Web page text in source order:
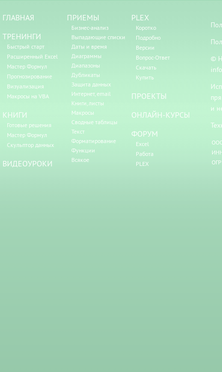
ГЛАВНАЯ
ТРЕНИНГИ
Быстрый старт
Расширенный Excel
Мастер Формул
Прогнозирование
Визуализация
Макросы на VBA
КНИГИ
Готовые решения
Мастер Формул
Скульптор данных
ВИДЕОУРОКИ
ПРИЕМЫ
Бизнес-анализ
Выпадающие списки
Даты и время
Диаграммы
Диапазоны
Дубликаты
Защита данных
Интернет, email
Книги, листы
Макросы
Сводные таблицы
Текст
Форматирование
Функции
Всякое
PLEX
Коротко
Подробно
Версии
Вопрос-Ответ
Скачать
Купить
ПРОЕКТЫ
ОНЛАЙН-КУРСЫ
ФОРУМ
Excel
Работа
PLEX
©
и